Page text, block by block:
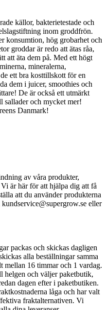
källor, bakterietestade och
inom groddfrön.
konsumtion, hög grobarhet och
groddar är redo att ätas råa,
att äta dem på. Med ett högt
mineralerna,
ett bra kosttillskott för en
dem i juicer, smoothies och
De är också ett utmärkt
sallader och mycket mer!
Danmark!
av våra produkter,
är här för att hjälpa dig att få
att du använder produkterna
kundservice@supergrow.se eller
packas och skickas dagligen
alla beställningar samma
mellan 16 timmar och 1 vardag.
helgen och väljer paketbutik,
dagen efter i paketbutiken.
låga och har valt
fraktalternativen. Vi